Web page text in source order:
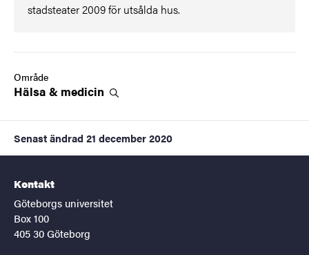
stadsteater 2009 för utsålda hus.
Område
Hälsa & medicin
Senast ändrad 21 december 2020
Kontakt
Göteborgs universitet
Box 100
405 30 Göteborg